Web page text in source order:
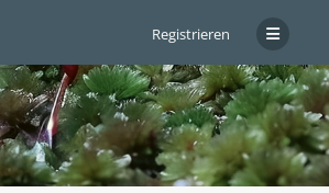
Registrieren